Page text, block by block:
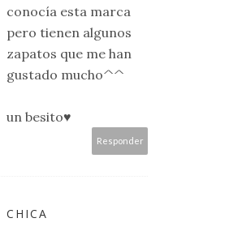
conocía esta marca
pero tienen algunos
zapatos que me han
gustado mucho^^
un besito♥
Responder
CHICA